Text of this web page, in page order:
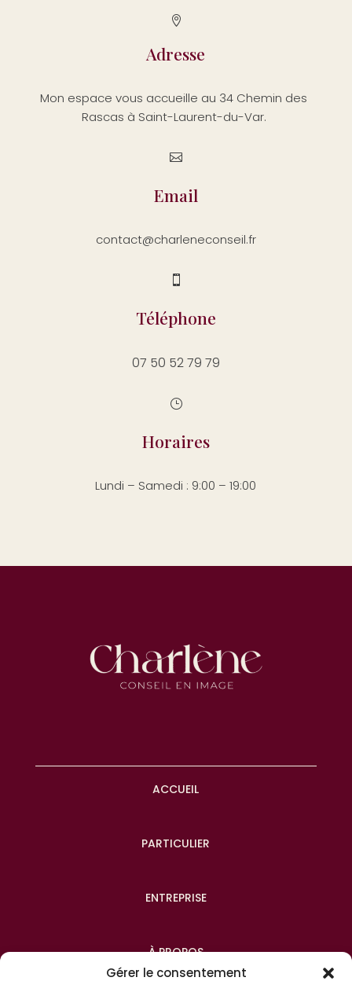
Gérer le consentement

Adresse
Mon espace vous accueille au 34 Chemin des
Rascas à Saint-Laurent-du-Var.

Email
contact@charleneconseil.fr

Téléphone
07 50 52 79 79
}
Horaires
Lundi – Samedi : 9:00 – 19:00
ACCUEIL
PARTICULIER
ENTREPRISE
À PROPOS